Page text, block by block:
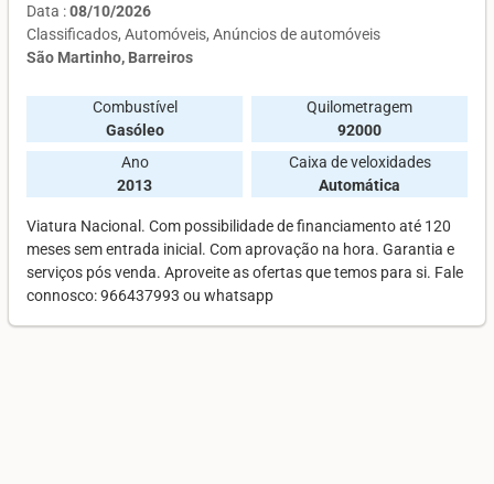
Data :08/10/2026
Classificados Automóveis Anúncios de automóveis
São Martinho, Barreiros
Combustível
Gasóleo
Quilometragem
92000
Ano
2013
Caixa de veloxidades
Automática
Viatura Nacional. Com possibilidade de financiamento até 120
meses sem entrada inicial. Com aprovação na hora. Garantia e
serviços pós venda. Aproveite as ofertas que temos para si. Fale
connosco: 966437993 ou whatsapp